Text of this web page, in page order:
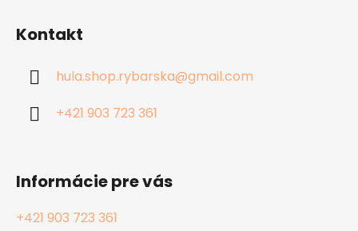
Kontakt
hula.shop.rybarska@gmail.com
+421 903 723 361
Informácie pre vás
+421 903 723 361